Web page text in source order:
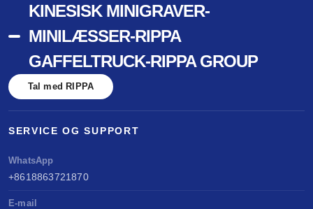
KINESISK MINIGRAVER-
MINILÆSSER-RIPPA
GAFFELTRUCK-RIPPA GROUP
Tal med RIPPA
SERVICE OG SUPPORT
WhatsApp
+8618863721870
E-mail